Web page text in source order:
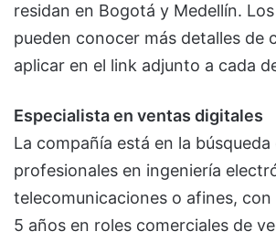
residan en Bogotá y Medellín.
pueden conocer más detalles de
aplicar en el link adjunto a cada
Especialista en ventas digitales
La compañía está en la búsqueda
profesionales en ingeniería
telecomunicaciones o afines,
5 años en roles comerciales de